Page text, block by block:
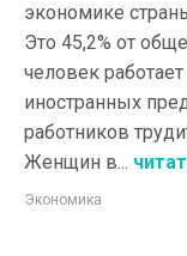
экономике
Это 45,2% от
человек
иностранных
работников
Женщин в...
Экономика